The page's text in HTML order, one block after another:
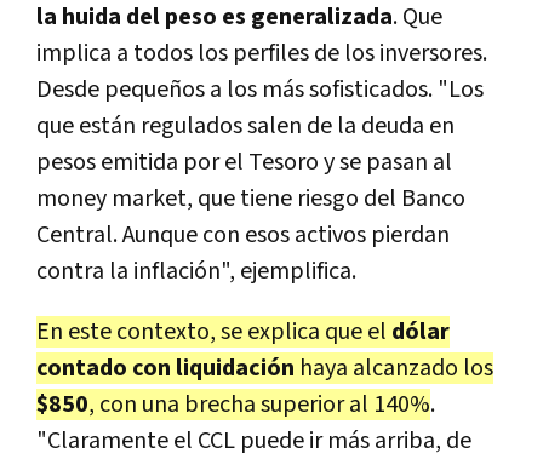
la huida del peso es generalizada. Que
implica a todos los perfiles de los inversores.
Desde pequeños a los más sofisticados. "Los
que están regulados salen de la deuda en
pesos emitida por el Tesoro y se pasan al
money market, que tiene riesgo del Banco
Central. Aunque con esos activos pierdan
contra la inflación", ejemplifica.
En este contexto, se explica que el dólar
contado con liquidación haya alcanzado los
$850, con una brecha superior al 140%.
"Claramente el CCL puede ir más arriba, de